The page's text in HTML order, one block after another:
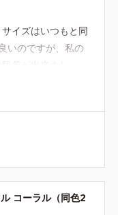
イズはいつもと同
いのですが、私の
で、レギンスパン
。。他のショーツ
とかレース使いと
の要望には難しい
しくお願いしま
コーラル（同色2